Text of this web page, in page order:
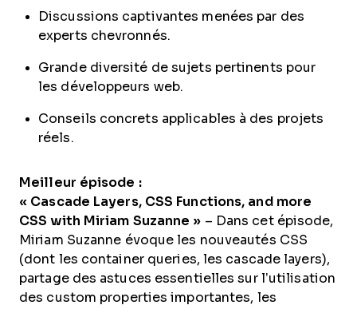
Discussions captivantes menées par des
experts chevronnés.
Grande diversité de sujets pertinents pour
les développeurs web.
Conseils concrets applicables à des projets
réels.
Meilleur épisode :
« Cascade Layers, CSS Functions, and more
CSS with Miriam Suzanne » – Dans cet épisode,
Miriam Suzanne évoque les nouveautés CSS
(dont les container queries, les cascade layers),
partage des astuces essentielles sur l’utilisation
des custom properties importantes, les